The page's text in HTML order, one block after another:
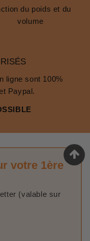
du poids et du
volume
ligne sont 100%
Paypal.
votre 1ère
(valable sur